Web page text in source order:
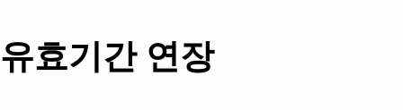
유효기간 연장